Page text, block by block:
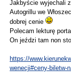
Jakbyście wyjechali
Autogrillu we
dobrej cenie
Polecam lekturę
On jeździ tam non
https://
wenecji#ceny-biletw-